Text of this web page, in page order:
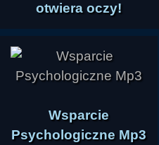
otwiera oczy!
Wsparcie
Psychologiczne Mp3